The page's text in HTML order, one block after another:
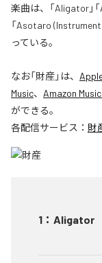
楽曲は、「Aligator」
「Asotaro
っている。
なお「財産」は、
Music、 Amazon
ができる。
各配信サービス： 財
1 ： Aligator